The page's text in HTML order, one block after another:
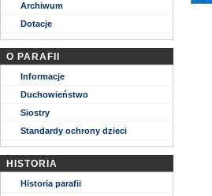
Archiwum
Dotacje
O PARAFII
Informacje
Duchowieństwo
Siostry
Standardy ochrony dzieci
HISTORIA
Historia parafii